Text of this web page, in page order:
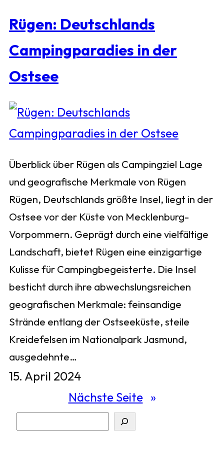
Rügen: Deutschlands
Campingparadies in der
Ostsee
Überblick über Rügen als Campingziel Lage
und geografische Merkmale von Rügen
Rügen, Deutschlands größte Insel, liegt in der
Ostsee vor der Küste von Mecklenburg-
Vorpommern. Geprägt durch eine vielfältige
Landschaft, bietet Rügen eine einzigartige
Kulisse für Campingbegeisterte. Die Insel
besticht durch ihre abwechslungsreichen
geografischen Merkmale: feinsandige
Strände entlang der Ostseeküste, steile
Kreidefelsen im Nationalpark Jasmund,
ausgedehnte…
15. April 2024
Nächste Seite »